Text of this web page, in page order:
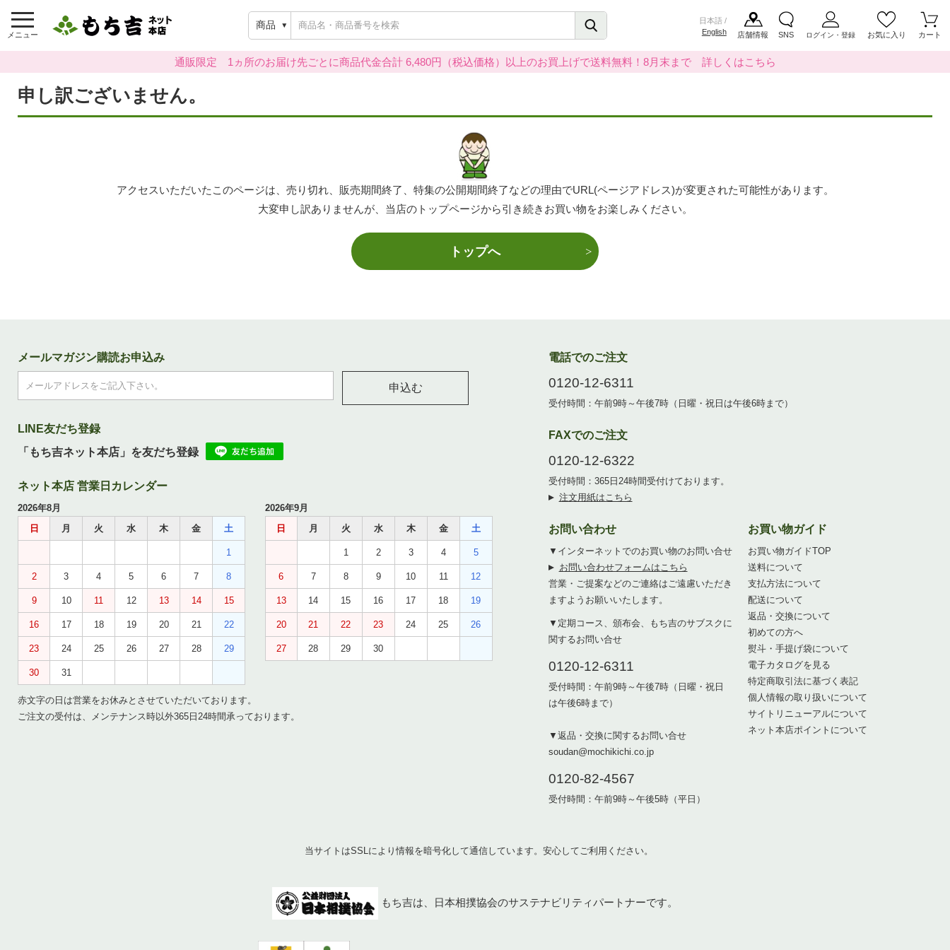
メニュー
商品
日本語 /
English
店舗情報 SNS ログイン・登録 お気に入り カート
通販限定 1ヵ所のお届け先ごとに商品代金合計 6,480円（税込価格）以上のお買上げで送料無料！8月末まで 詳しくはこちら
申し訳ございません。
アクセスいただいたこのページは、売り切れ、販売期間終了、特集の公開期間終了などの理由でURL(ページアドレス)が変更された可能性があります。
大変申し訳ありませんが、当店のトップページから引き続きお買い物をお楽しみください。
トップへ
メールマガジン購読お申込み
申込む
LINE友だち登録
「もち吉ネット本店」を友だち登録
ネット本店 営業日カレンダー
2026年8月
日
月 火 水 木 金 土
1
2 3 4 5 6 7 8
9 10 11 12 13 14 15
16 17 18 19 20 21 22
23 24 25 26 27 28 29
30 31
2026年9月
日
月 火 水 木 金 土
1 2 3 4 5
6 7 8 9 10 11 12
13 14 15 16 17 18 19
20 21 22 23 24 25 26
27 28 29 30
赤文字の日は営業をお休みとさせていただいております。
ご注文の受付は、メンテナンス時以外365日24時間承っております。
電話でのご注文
0120-12-6311
受付時間：午前9時～午後7時（日曜・祝日は午後6時まで）
FAXでのご注文
0120-12-6322
受付時間：365日24時間受付けております。
注文用紙はこちら
お問い合わせ
▼インターネットでのお買い物のお問い合せ
お問い合わせフォームはこちら
営業・ご提案などのご連絡はご遠慮いただき
ますようお願いいたします。
▼定期コース、頒布会、もち吉のサブスクに
関するお問い合せ
0120-12-6311
受付時間：午前9時～午後7時（日曜・祝日
は午後6時まで）
▼返品・交換に関するお問い合せ
soudan@mochikichi.co.jp
0120-82-4567
受付時間：午前9時～午後5時（平日）
お買い物ガイド
お買い物ガイドTOP
送料について
支払方法について
配送について
返品・交換について
初めての方へ
熨斗・手提げ袋について
電子カタログを見る
特定商取引法に基づく表記
個人情報の取り扱いについて
サイトリニューアルについて
ネット本店ポイントについて
当サイトはSSLにより情報を暗号化して通信しています。安心してご利用ください。
もち吉は、日本相撲協会のサステナビリティパートナーです。